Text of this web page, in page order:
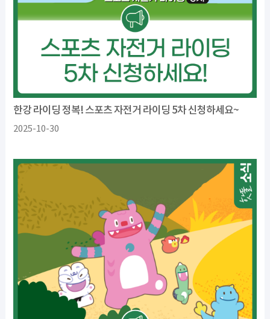
한강 라이딩 정복! 스포츠 자전거 라이딩 5차 신청하세요~
2025-10-30